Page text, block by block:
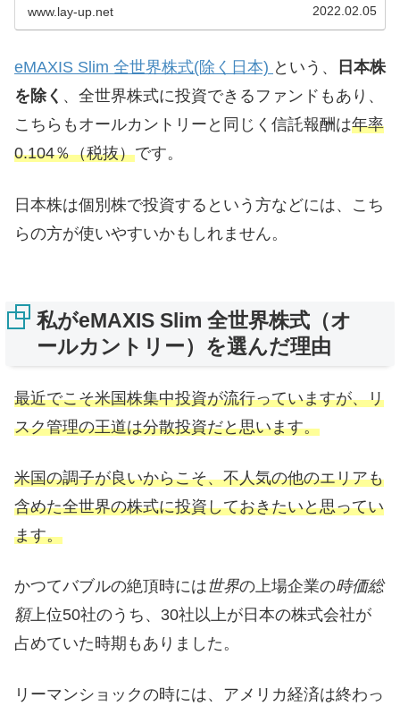
www.lay-up.net 2022.02.05
eMAXIS Slim 全世界株式(除く日本) という、
日本株
を除く 、全世界株式に投資できるファンドもあり、
こちらもオールカントリーと同じく信託報酬は年率
0.104％（税抜）です。
日本株は個別株で投資するという方などには、こち
らの方が使いやすいかもしれません。
私がeMAXIS Slim 全世界株式（オ
ールカントリー）を選んだ理由
最近でこそ米国株集中投資が流行っていますが、リ
スク管理の王道は分散投資だと思います。
米国の調子が良いからこそ、不人気の他のエリアも
含めた全世界の株式に投資しておきたいと思ってい
ます。
かつてバブルの絶頂時には世界の上場企業の時価総
額上位50社のうち、 30社以上が日本の株式会社が
占めていた時期もありました。
リーマンショックの時には、アメリカ経済は終わっ